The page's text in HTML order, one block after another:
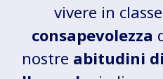
vivere in
consapevolezza
nostre abitudini